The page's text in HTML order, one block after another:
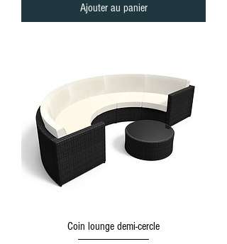
Ajouter au panier
Coin lounge demi-cercle